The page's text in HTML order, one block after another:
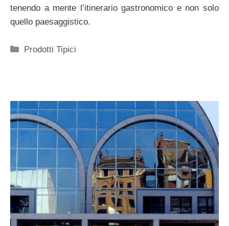
tenendo a mente l’itinerario gastronomico e non solo
quello paesaggistico.
Categorie
Prodotti Tipici